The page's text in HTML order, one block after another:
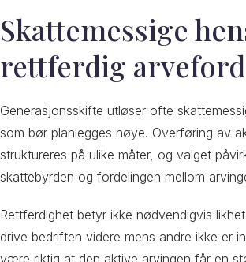
Skattemessige
rettferdig
Generasjonsskifte utløser ofte
som bør planlegges nøye. Overføring av
struktureres på ulike måter, og valget
skattebyrden og fordelingen mellom
Rettferdighet betyr ikke nødvendigvis
drive bedriften videre mens andre ikke er
være riktig at den aktive arvingen får en